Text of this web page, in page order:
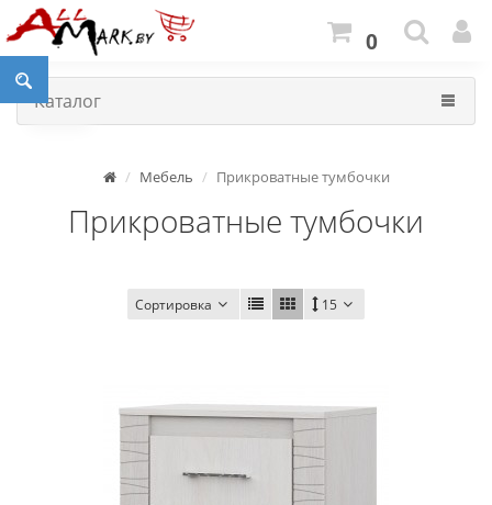
0
Каталог
Мебель Прикроватные тумбочки
Прикроватные тумбочки
Сортировка 15